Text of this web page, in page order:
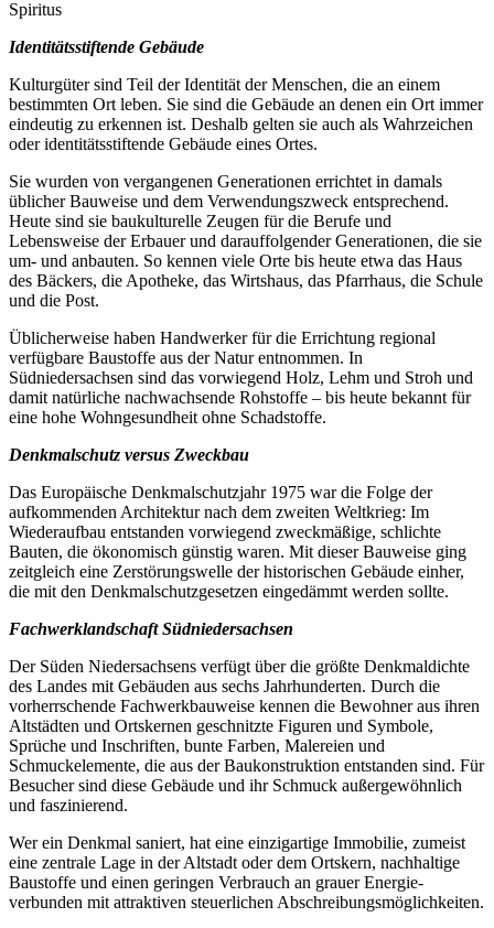
Spiritus
Identitätsstiftende Gebäude
Kulturgüter sind Teil der Identität der Menschen, die an einem
bestimmten Ort leben. Sie sind die Gebäude an denen ein Ort immer
eindeutig zu erkennen ist. Deshalb gelten sie auch als Wahrzeichen
oder identitätsstiftende Gebäude eines Ortes.
Sie wurden von vergangenen Generationen errichtet in damals
üblicher Bauweise und dem Verwendungszweck entsprechend.
Heute sind sie baukulturelle Zeugen für die Berufe und
Lebensweise der Erbauer und darauffolgender Generationen, die sie
um- und anbauten. So kennen viele Orte bis heute etwa das Haus
des Bäckers, die Apotheke, das Wirtshaus, das Pfarrhaus, die Schule
und die Post.
Üblicherweise haben Handwerker für die Errichtung regional
verfügbare Baustoffe aus der Natur entnommen. In
Südniedersachsen sind das vorwiegend Holz, Lehm und Stroh und
damit natürliche nachwachsende Rohstoffe – bis heute bekannt für
eine hohe Wohngesundheit ohne Schadstoffe.
Denkmalschutz versus Zweckbau
Das Europäische Denkmalschutzjahr 1975 war die Folge der
aufkommenden Architektur nach dem zweiten Weltkrieg: Im
Wiederaufbau entstanden vorwiegend zweckmäßige, schlichte
Bauten, die ökonomisch günstig waren. Mit dieser Bauweise ging
zeitgleich eine Zerstörungswelle der historischen Gebäude einher,
die mit den Denkmalschutzgesetzen eingedämmt werden sollte.
Fachwerklandschaft Südniedersachsen
Der Süden Niedersachsens verfügt über die größte Denkmaldichte
des Landes mit Gebäuden aus sechs Jahrhunderten. Durch die
vorherrschende Fachwerkbauweise kennen die Bewohner aus ihren
Altstädten und Ortskernen geschnitzte Figuren und Symbole,
Sprüche und Inschriften, bunte Farben, Malereien und
Schmuckelemente, die aus der Baukonstruktion entstanden sind. Für
Besucher sind diese Gebäude und ihr Schmuck außergewöhnlich
und faszinierend.
Wer ein Denkmal saniert, hat eine einzigartige Immobilie, zumeist
eine zentrale Lage in der Altstadt oder dem Ortskern, nachhaltige
Baustoffe und einen geringen Verbrauch an grauer Energie-
verbunden mit attraktiven steuerlichen Abschreibungsmöglichkeiten.